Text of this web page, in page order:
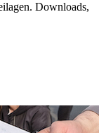
Downloads,